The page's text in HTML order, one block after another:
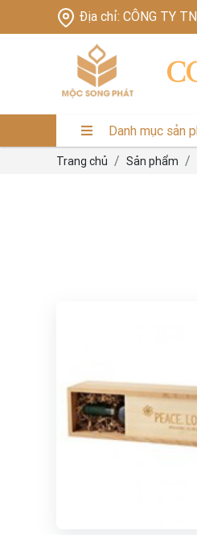
Địa chỉ: CÔNG TY
Danh mục sản
Trang chủ Sản phẩm